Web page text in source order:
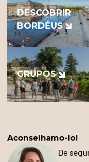
DESCOBRIR
BORDÉUS
GRUPOS
Aconselhamo-lo!
De